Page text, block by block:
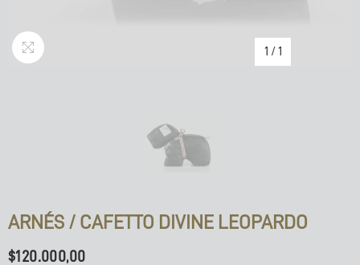
1 / 1
ARNÉS / CAFETTO DIVINE LEOPARDO
$120.000,00